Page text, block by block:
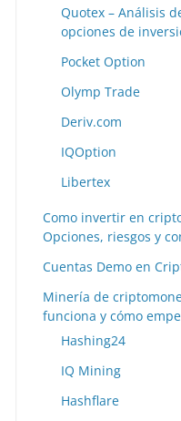
Quotex – Análisis
opciones de
Pocket Option
Olymp Trade
Deriv.com
IQOption
Libertex
Como invertir en
Opciones, riesgos y
Cuentas Demo en
Minería de
funciona y cómo
Hashing24
IQ Mining
Hashflare